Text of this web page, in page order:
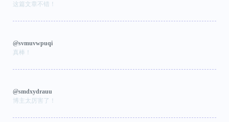
这篇文章不错！
@svmuvwpuqi
真棒！
@smdxydrauu
博主太厉害了！